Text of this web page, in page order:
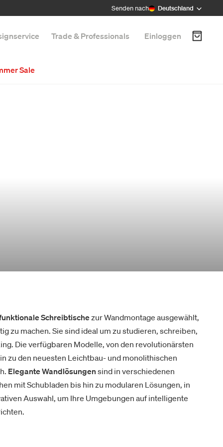
Senden nach Deutschland
Trade & Professionals Einloggen
Sale
Schreibtischezur Wandmontage ausgewählt,
zu machen. Sie sind ideal um zu studieren, schreiben,
Die verfügbaren Modelle, von den revolutionärsten
zu den neuesten Leichtbau- und monolithischen
Elegante Wandlösungen sind in verschiedenen
mit Schubladen bis hin zu modularen Lösungen, in
Auswahl, um Ihre Umgebungen auf intelligente